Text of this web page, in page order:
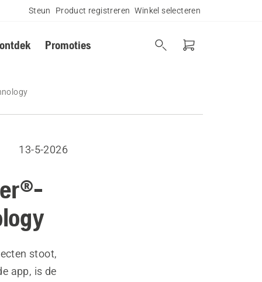
Steun Product registreren Winkel selecteren
Promoties
13-5-2026
stoot,
app, is de